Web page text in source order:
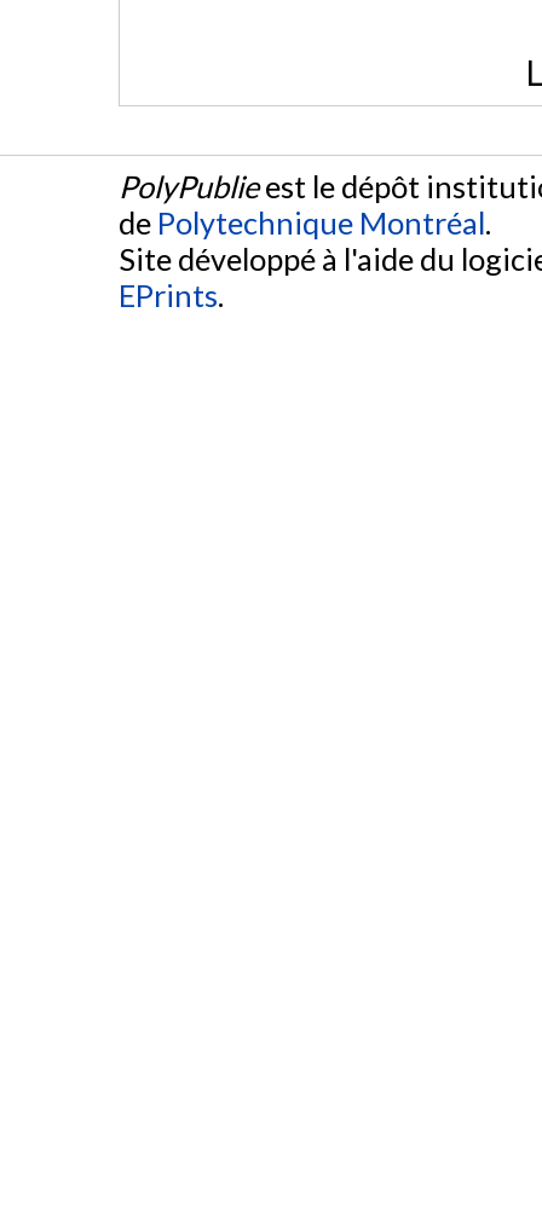
PolyPublieest le dépôt
de Polytechnique Montréal.
Site développé à l'aide du
EPrints.